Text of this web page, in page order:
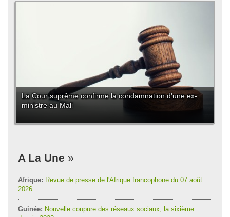
La Cour suprême confirme la condamnation d'une ex-
ministre au Mali
A La Une
Afrique: Revue de presse de l'Afrique francophone du 07 août
2026
Guinée: Nouvelle coupure des réseaux sociaux, la sixième